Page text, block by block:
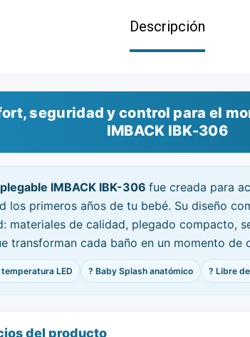
Descripción
seguridad y control para el
IMBACK IBK-306
IMBACK IBK-306 fue creada para
los primeros años de tu bebé. Su diseño
materiales de calidad, plegado compacto,
transforman cada baño en un momento de
LED ? Baby Splash anatómico ? Libre
del producto